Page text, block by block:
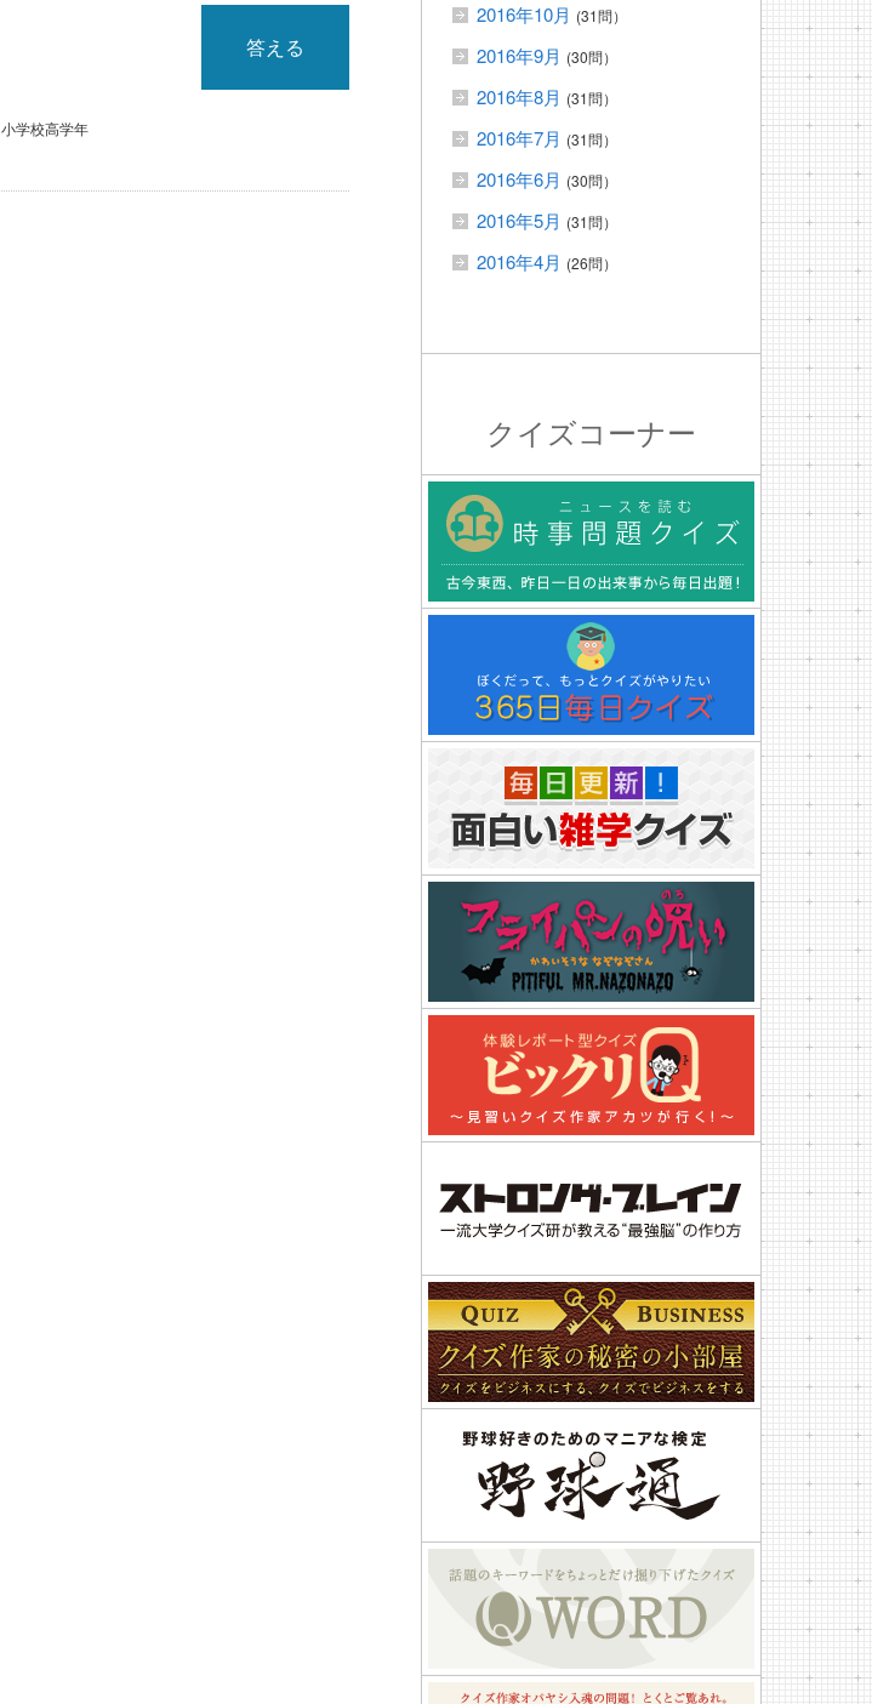
答える
小学校高学年
2016年10月 (31問）
2016年9月 (30問）
2016年8月 (31問）
2016年7月 (31問）
2016年6月 (30問）
2016年5月 (31問）
2016年4月 (26問）
クイズコーナー